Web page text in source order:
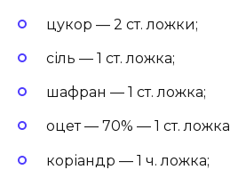
цукор — 2 ст. ложки;
сіль — 1 ст. ложка;
шафран — 1 ст. ложка;
оцет — 70% — 1 ст. ложка
коріандр — 1 ч. ложка;